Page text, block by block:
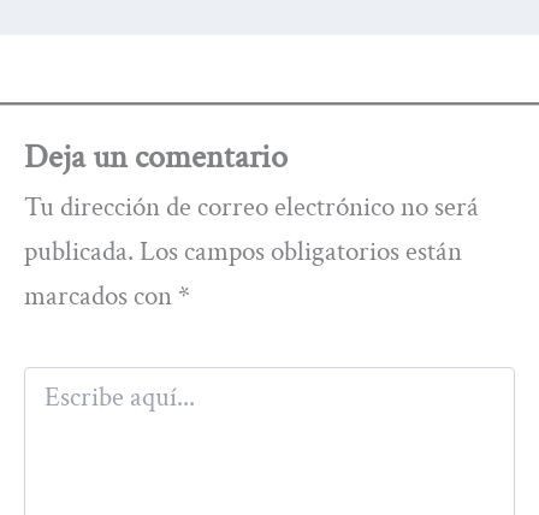
Deja un comentario
Tu dirección de correo electrónico no será
publicada. Los campos obligatorios están
marcados con *
Escribe
aquí...